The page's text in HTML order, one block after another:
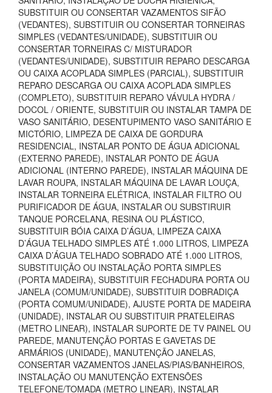
SUBSTITUIR OU CONSERTAR VAZAMENTOS SIFÃO
(VEDANTES), SUBSTITUIR OU CONSERTAR TORNEIRAS
SIMPLES (VEDANTES/UNIDADE), SUBSTITUIR OU
CONSERTAR TORNEIRAS C/ MISTURADOR
(VEDANTES/UNIDADE), SUBSTITUIR REPARO DESCARGA
OU CAIXA ACOPLADA SIMPLES (PARCIAL), SUBSTITUIR
REPARO DESCARGA OU CAIXA ACOPLADA SIMPLES
(COMPLETO), SUBSTITUIR REPARO VÁVULA HYDRA /
DOCOL / ORIENTE, SUBSTITUIR OU INSTALAR TAMPA DE
VASO SANITÁRIO, DESENTUPIMENTO VASO SANITÁRIO E
MICTÓRIO, LIMPEZA DE CAIXA DE GORDURA
RESIDENCIAL, INSTALAR PONTO DE ÁGUA ADICIONAL
(EXTERNO PAREDE), INSTALAR PONTO DE ÁGUA
ADICIONAL (INTERNO PAREDE), INSTALAR MÁQUINA DE
LAVAR ROUPA, INSTALAR MÁQUINA DE LAVAR LOUÇA,
INSTALAR TORNEIRA ELÉTRICA, INSTALAR FILTRO OU
PURIFICADOR DE ÁGUA, INSTALAR OU SUBSTIRUIR
TANQUE PORCELANA, RESINA OU PLÁSTICO,
SUBSTITUIR BÓIA CAIXA D’ÁGUA, LIMPEZA CAIXA
D’ÁGUA TELHADO SIMPLES ATÉ 1.000 LITROS, LIMPEZA
CAIXA D’ÁGUA TELHADO SOBRADO ATÉ 1.000 LITROS,
SUBSTITUIÇÃO OU INSTALAÇÃO PORTA SIMPLES
(PORTA MADEIRA), SUBSTITUIR FECHADURA PORTA OU
JANELA (COMUM/UNIDADE), SUBSTITUIR DOBRADIÇA
(PORTA COMUM/UNIDADE), AJUSTE PORTA DE MADEIRA
(UNIDADE), INSTALAR OU SUBSTITUIR PRATELEIRAS
(METRO LINEAR), INSTALAR SUPORTE DE TV PAINEL OU
PAREDE, MANUTENÇÃO PORTAS E GAVETAS DE
ARMÁRIOS (UNIDADE), MANUTENÇÃO JANELAS,
CONSERTAR VAZAMENTOS JANELAS/PIAS/BANHEIROS,
INSTALAÇÃO OU MANUTENÇÃO EXTENSÕES
TELEFONE/TOMADA (METRO LINEAR), INSTALAR